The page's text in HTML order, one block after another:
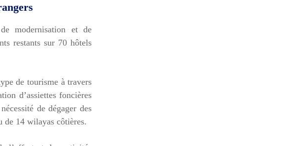
modernisation et de
restants sur 70 hôtels
de tourisme à travers
d’assiettes foncières
de dégager des
de 14 wilayas côtières.